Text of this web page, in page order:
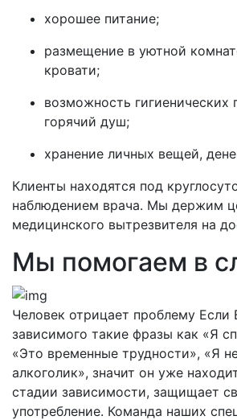
хорошее питание;
размещение в уютной
кровати;
возможность гигиенических
горячий душ;
хранение личных вещей,
Клиенты находятся под
наблюдением врача. Мы держим
медицинского вытрезвителя на
Мы помогаем в
Человек отрицает проблему Если
зависимого такие фразы как «Я
«Это временные трудности», «Я
алкоголик», значит он уже
стадии зависимости, защищает
употребление. Команда наших